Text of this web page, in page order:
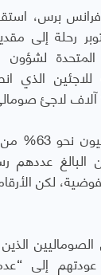
برس،
رحلة إلى
المتحدة
ويشكّل
لكن
من الصوماليين
عودتهم إلى